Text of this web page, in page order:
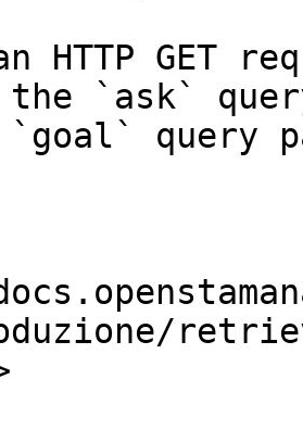
HTTP GET
the `ask`
query